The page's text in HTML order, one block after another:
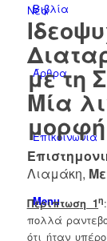
Βιβλία
Άρθρα
Επικοινωνία
Menu
Νέα
με τη
Mία
μορφή
Λιαμάκη,
Περίπτωση 1η
πολλά
ότι ήταν